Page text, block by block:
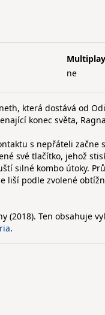
ne
která dostává od
konec světa,
s nepřáteli začne
své tlačítko, jehož
silné kombo útoky.
liší podle zvolené
(2018). Ten obsahuje
.